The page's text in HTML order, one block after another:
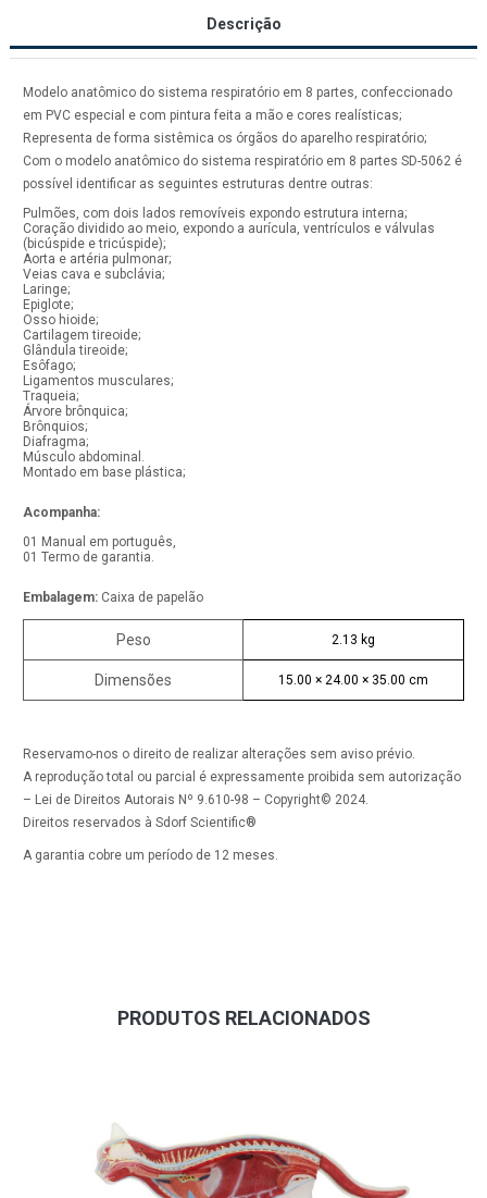
Descrição
Modelo anatômico do sistema respiratório em 8 partes, confeccionado
em PVC especial e com pintura feita a mão e cores realísticas;
Representa de forma sistêmica os órgãos do aparelho respiratório;
Com o modelo anatômico do sistema respiratório em 8 partes SD-5062 é
possível identificar as seguintes estruturas dentre outras:
Pulmões, com dois lados removíveis expondo estrutura interna;
Coração dividido ao meio, expondo a aurícula, ventrículos e válvulas
(bicúspide e tricúspide);
Aorta e artéria pulmonar;
Veias cava e subclávia;
Laringe;
Epiglote;
Osso hioide;
Cartilagem tireoide;
Glândula tireoide;
Esôfago;
Ligamentos musculares;
Traqueia;
Árvore brônquica;
Brônquios;
Diafragma;
Músculo abdominal.
Montado em base plástica;
Acompanha:
01 Manual em português,
01 Termo de garantia.
Embalagem: Caixa de papelão
Peso 2.13 kg
Dimensões 15.00 × 24.00 × 35.00 cm
Reservamo-nos o direito de realizar alterações sem aviso prévio.
A reprodução total ou parcial é expressamente proibida sem autorização
– Lei de Direitos Autorais Nº 9.610-98 – Copyright© 2024.
Direitos reservados à Sdorf Scientific®
A garantia cobre um período de 12 meses.
PRODUTOS RELACIONADOS